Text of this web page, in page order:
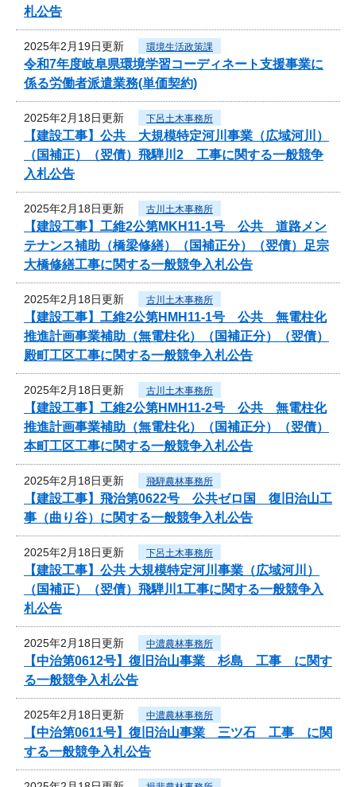
札公告
2025年2月19日更新 環境生活政策課
令和7年度岐阜県環境学習コーディネート支援事業に
係る労働者派遣業務(単価契約)
2025年2月18日更新 下呂土木事務所
【建設工事】公共 大規模特定河川事業（広域河川）
（国補正）（翌債）飛騨川2 工事に関する一般競争
入札公告
2025年2月18日更新 古川土木事務所
【建設工事】工維2公第MKH11-1号 公共 道路メン
テナンス補助（橋梁修繕）（国補正分）（翌債）足宗
大橋修繕工事に関する一般競争入札公告
2025年2月18日更新 古川土木事務所
【建設工事】工維2公第HMH11-1号 公共 無電柱化
推進計画事業補助（無電柱化）（国補正分）（翌債）
殿町工区工事に関する一般競争入札公告
2025年2月18日更新 古川土木事務所
【建設工事】工維2公第HMH11-2号 公共 無電柱化
推進計画事業補助（無電柱化）（国補正分）（翌債）
本町工区工事に関する一般競争入札公告
2025年2月18日更新 飛騨農林事務所
【建設工事】飛治第0622号 公共ゼロ国 復旧治山工
事（曲り谷）に関する一般競争入札公告
2025年2月18日更新 下呂土木事務所
【建設工事】公共 大規模特定河川事業（広域河川）
（国補正）（翌債）飛騨川1工事に関する一般競争入
札公告
2025年2月18日更新 中濃農林事務所
【中治第0612号】復旧治山事業 杉島 工事 に関す
る一般競争入札公告
2025年2月18日更新 中濃農林事務所
【中治第0611号】復旧治山事業 三ツ石 工事 に関
する一般競争入札公告